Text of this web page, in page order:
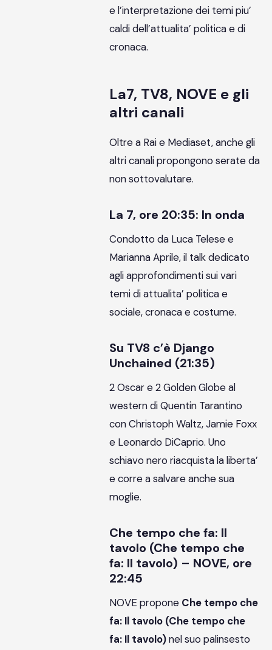
e l’interpretazione dei temi piu’
caldi dell’attualita’ politica e di
cronaca.
La7, TV8, NOVE e gli
altri canali
Oltre a Rai e Mediaset, anche gli
altri canali propongono serate da
non sottovalutare.
La 7, ore 20:35: In onda
Condotto da Luca Telese e
Marianna Aprile, il talk dedicato
agli approfondimenti sui vari
temi di attualita’ politica e
sociale, cronaca e costume.
Su TV8 c’è Django
Unchained (21:35)
2 Oscar e 2 Golden Globe al
western di Quentin Tarantino
con Christoph Waltz, Jamie Foxx
e Leonardo DiCaprio. Uno
schiavo nero riacquista la liberta’
e corre a salvare anche sua
moglie.
Che tempo che fa: Il
tavolo (Che tempo che
fa: Il tavolo) – NOVE, ore
22:45
NOVE propone Che tempo che
fa: Il tavolo (Che tempo che
fa: Il tavolo)nel suo palinsesto